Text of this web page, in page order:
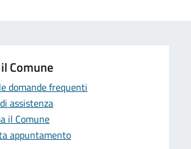
Comune
domande frequenti
assistenza
il Comune
appuntamento